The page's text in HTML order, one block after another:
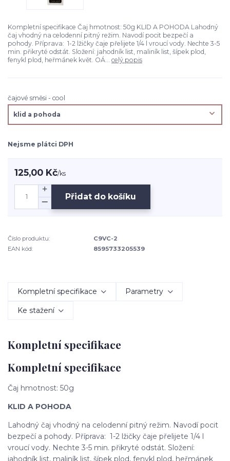
Kompletní specifikace Čaj hmotnost: 50g KLID A POHODA Lahodný
čaj vhodný na celodenní pitný režim. Navodí pocit bezpečí a
pohody. Příprava: 1-2 lžičky čaje přelijete 1/4 l vroucí vody. Nechte 3-5
min. přikryté odstát. Složení: jahodník list, maliník list, šípek plod,
fenykl plod, heřmánek květ. OÁ... celý popis
čajové směsi - cool
Nejsme plátci DPH
125,00 Kč/ks
Přidat do košíku
Číslo produktu:
C9VC-2
EAN kód:
8595733205539
Kompletní specifikace Parametry
Ke stažení
Kompletní specifikace
Kompletní specifikace
Čaj hmotnost: 50g
KLID A POHODA
Lahodný čaj vhodný na celodenní pitný režim. Navodí pocit
bezpečí a pohody. Příprava: 1-2 lžičky čaje přelijete 1/4 l
vroucí vody. Nechte 3-5 min. přikryté odstát. Složení:
jahodník list, maliník list, šípek plod, fenykl plod, heřmánek